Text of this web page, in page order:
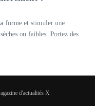
forme et stimuler une
ou faibles. Portez des
d'actualités X